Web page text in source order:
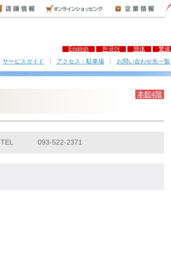
English 한국어 簡体 繁体
サービスガイド アクセス・駐車場 お問い合わせ先一覧
本館4階
TEL 093-522-2371